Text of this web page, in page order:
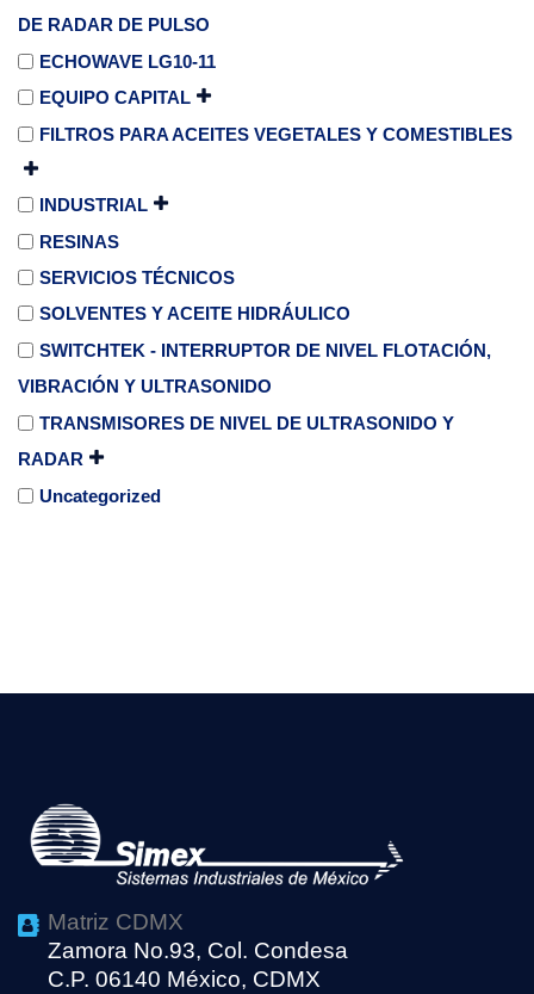
DE RADAR DE PULSO
ECHOWAVE LG10-11
EQUIPO CAPITAL
FILTROS PARA ACEITES VEGETALES Y COMESTIBLES
INDUSTRIAL
RESINAS
SERVICIOS TÉCNICOS
SOLVENTES Y ACEITE HIDRÁULICO
SWITCHTEK - INTERRUPTOR DE NIVEL FLOTACIÓN,
VIBRACIÓN Y ULTRASONIDO
TRANSMISORES DE NIVEL DE ULTRASONIDO Y
RADAR
Uncategorized
Matriz CDMX
Zamora No.93, Col. Condesa
C.P. 06140 México, CDMX